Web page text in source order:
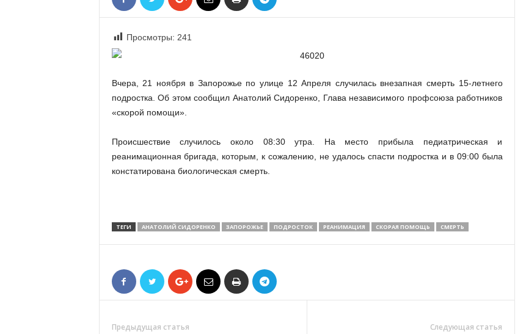
Просмотры: 241
Вчера, 21 ноября в Запорожье по улице 12 Апреля случилась внезапная смерть 15-летнего
подростка. Об этом сообщил Анатолий Сидоренко, Глава независимого профсоюза работников
«скорой помощи».
Происшествие случилось около 08:30 утра. На место прибыла педиатрическая и
реанимационная бригада, которым, к сожалению, не удалось спасти подростка и в 09:00 была
констатирована биологическая смерть.
ТЕГИ АНАТОЛИЙ СИДОРЕНКО ЗАПОРОЖЬЕ ПОДРОСТОК РЕАНИМАЦИЯ СКОРАЯ ПОМОЩЬ СМЕРТЬ
Предыдущая статья Следующая статья